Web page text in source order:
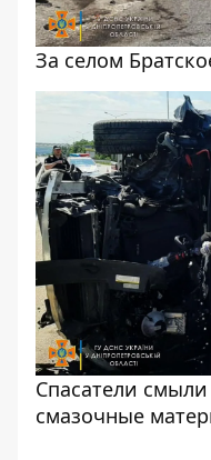
За селом
Спасатели
смазочные